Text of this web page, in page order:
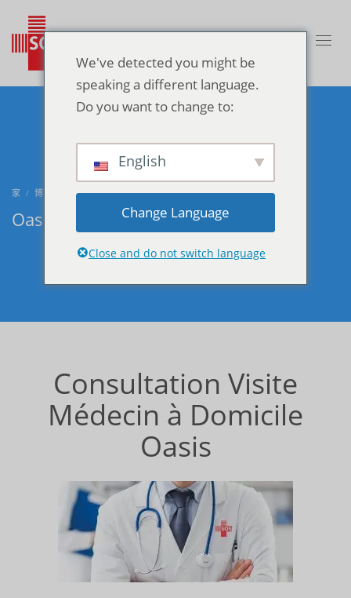
家 博客 未分类 OASIS家庭医生
Oasis家庭医生
Consultation Visite
Médecin à Domicile
Oasis
We've detected you might be
speaking a different language.
Do you want to change to:
English
Change Language
Close and do not switch language